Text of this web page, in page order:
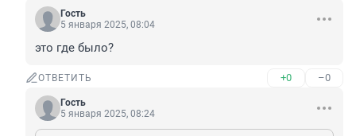
Гость
5 января 2025, 08:04
это где было?
ОТВЕТИТЬ +0 –0
Гость
5 января 2025, 08:24